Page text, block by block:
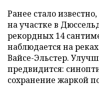
Ранее стало
на участке в
рекордных 14
наблюдается на
Вайсе-Эльстер.
предвидится:
сохранение жаркой